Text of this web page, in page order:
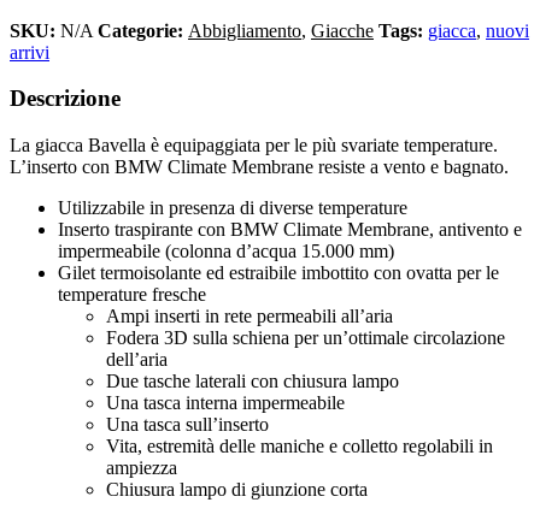
SKU: N/A Categorie: Abbigliamento, Giacche Tags: giacca, nuovi
arrivi
Descrizione
La giacca Bavella è equipaggiata per le più svariate temperature.
L’inserto con BMW Climate Membrane resiste a vento e bagnato.
Utilizzabile in presenza di diverse temperature
Inserto traspirante con BMW Climate Membrane, antivento e
impermeabile (colonna d’acqua 15.000 mm)
Gilet termoisolante ed estraibile imbottito con ovatta per le
temperature fresche
Ampi inserti in rete permeabili all’aria
Fodera 3D sulla schiena per un’ottimale circolazione
dell’aria
Due tasche laterali con chiusura lampo
Una tasca interna impermeabile
Una tasca sull’inserto
Vita, estremità delle maniche e colletto regolabili in
ampiezza
Chiusura lampo di giunzione corta